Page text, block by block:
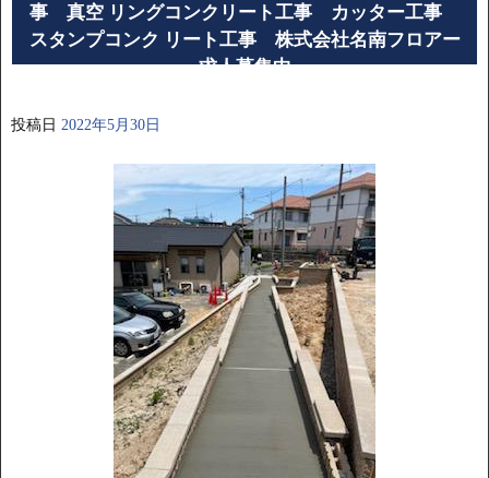
事 真空 リングコンクリート工事 カッター工事
スタンプコンク リート工事 株式会社名南フロアー
求人募集中
投稿日 2022年5月30日